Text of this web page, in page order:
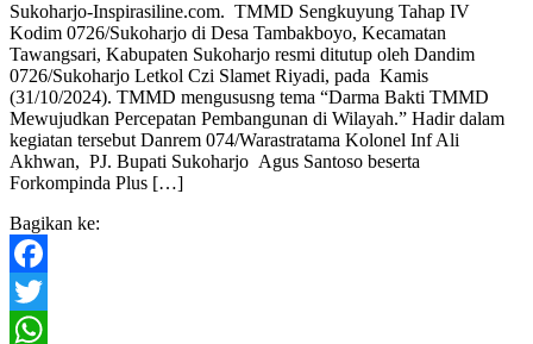
Sengkuyung
Tahap
IV
Di
Desa
Tambakboyo
Resmi
Di
Sukoharjo-Inspirasiline.com. TMMD Sengkuyung Tahap IV
Kodim 0726/Sukoharjo di Desa Tambakboyo, Kecamatan
Tawangsari, Kabupaten Sukoharjo resmi ditutup oleh Dandim
0726/Sukoharjo Letkol Czi Slamet Riyadi, pada Kamis
(31/10/2024). TMMD mengususng tema “Darma Bakti TMMD
Mewujudkan Percepatan Pembangunan di Wilayah.” Hadir dalam
kegiatan tersebut Danrem 074/Warastratama Kolonel Inf Ali
Akhwan, PJ. Bupati Sukoharjo Agus Santoso beserta
Forkompinda Plus […]
Bagikan ke:
Facebook
Twitter